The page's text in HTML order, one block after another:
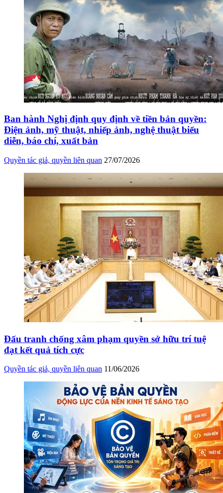
Ban hành Nghị định quy định về tiền bản quyền:
Điện ảnh, mỹ thuật, nhiếp ảnh, nghệ thuật biểu
diễn, báo chí, xuất bản
Quyền tác giả, quyền liên quan 27/07/2026
Đấu tranh chống xâm phạm quyền sở hữu trí tuệ
đạt kết quả tích cực
Quyền tác giả, quyền liên quan 11/06/2026